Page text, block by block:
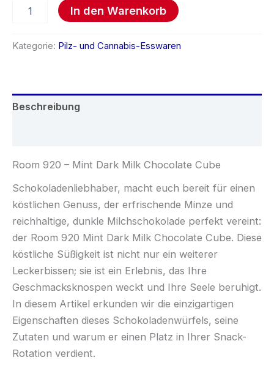
In den Warenkorb
Kategorie: Pilz- und Cannabis-Esswaren
Beschreibung
Room 920 – Mint Dark Milk Chocolate Cube
Schokoladenliebhaber, macht euch bereit für einen
köstlichen Genuss, der erfrischende Minze und
reichhaltige, dunkle Milchschokolade perfekt vereint:
der Room 920 Mint Dark Milk Chocolate Cube. Diese
köstliche Süßigkeit ist nicht nur ein weiterer
Leckerbissen; sie ist ein Erlebnis, das Ihre
Geschmacksknospen weckt und Ihre Seele beruhigt.
In diesem Artikel erkunden wir die einzigartigen
Eigenschaften dieses Schokoladenwürfels, seine
Zutaten und warum er einen Platz in Ihrer Snack-
Rotation verdient.